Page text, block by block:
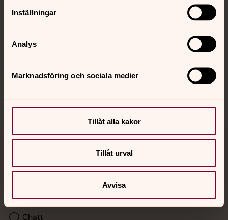
Inställningar
Analys
Marknadsföring och sociala medier
Tillåt alla kakor
Tillåt urval
Avvisa
Sociala kanaler
Jourhavande präst
Akut samtals- och krisstöd. Prata eller chatta anonymt
med en präst på kvällar och nätter.
Chatt